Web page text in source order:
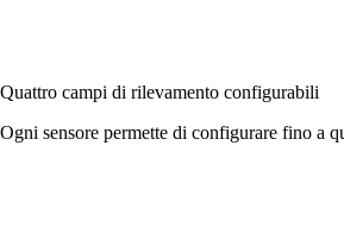
Quattro campi di rilevamento configurabili
Ogni sensore permette di configurare fino a